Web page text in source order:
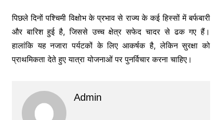
पिछले दिनों पश्चिमी विक्षोभ के प्रभाव से राज्य के कई हिस्सों में बर्फबारी
और बारिश हुई है, जिससे उच्च क्षेत्र सफेद चादर से ढक गए हैं।
हालांकि यह नजारा पर्यटकों के लिए आकर्षक है, लेकिन सुरक्षा को
प्राथमिकता देते हुए यात्रा योजनाओं पर पुनर्विचार करना चाहिए।
Admin